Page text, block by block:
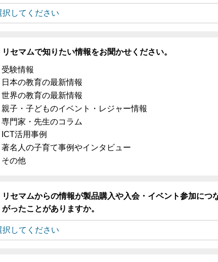
リセマムで知りたい情報をお聞かせください。
受験情報
日本の教育の最新情報
世界の教育の最新情報
親子・子どものイベント・レジャー情報
専門家・先生のコラム
ICT活用事例
著名人の子育て事例やインタビュー
その他
リセマムからの情報が製品購入や入会・イベント参加につ
がったことがありますか。